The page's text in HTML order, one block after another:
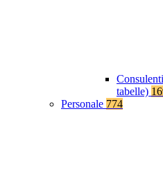
tabelle)
Personale 774